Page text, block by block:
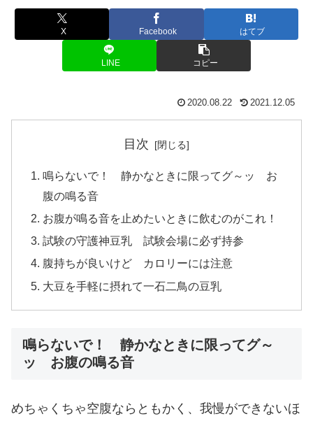
X Facebook はてブ
LINE コピー
2020.08.22 2021.12.05
目次
鳴らないで！ 静かなときに限ってグ～ッ お
腹の鳴る音
お腹が鳴る音を止めたいときに飲むのがこれ！
試験の守護神豆乳 試験会場に必ず持参
腹持ちが良いけど カロリーには注意
大豆を手軽に摂れて一石二鳥の豆乳
鳴らないで！ 静かなときに限ってグ～
ッ お腹の鳴る音
めちゃくちゃ空腹ならともかく、我慢ができないほ